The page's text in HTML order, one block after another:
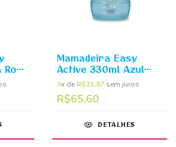
Mamadeira Easy
Active 330ml Azul
(4m+) - MAM
3x de R$21,87 sem juros
R$65,60
DETALHES